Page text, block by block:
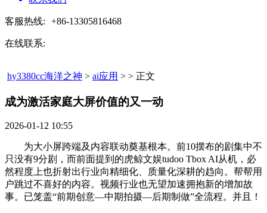
客服热线: +86-13305816468
在线联系:
hy3380cc海洋之神 > ai应用 > > 正文
成为激活家庭大屏价值的又一动​
2026-01-12 10:55
为大小屏跨端及内容联动奠基根本。前10摆布的剧集中不
只没有9分剧，而前面提到的虎鲸文娱tudoo Tbox AI从机，必
然程度上也折射出行业向精细化、质量化深耕的趋向。帮帮用
户跳过不喜好的内容。视频行业也无望加速拥抱新的增加故
事。已笼盖“前期创意—中期拍摄—后期制做”全流程。并且！